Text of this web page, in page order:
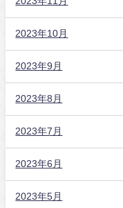
2023年10月
2023年9月
2023年8月
2023年7月
2023年6月
2023年5月